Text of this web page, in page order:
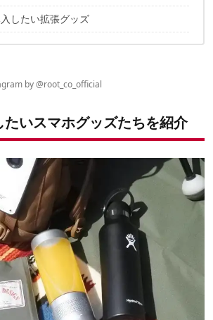
（ルート）のアイテムが人気！
（シティ トゥ サミット）のサングラスケ
活躍するスマホ用レンズ
したい拡張グッズ
by@root_co_official
いスマホグッズたちを紹介